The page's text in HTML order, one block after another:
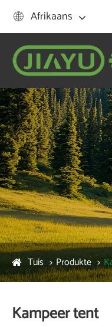
 Afrikaans
Tuis Produkte
Kampeer tent